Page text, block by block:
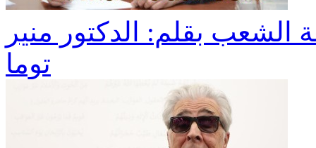
الشعب بقلم: الدكتور منير
توما